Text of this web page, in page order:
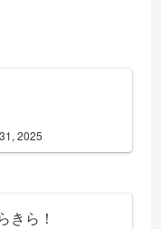
2025
きら！